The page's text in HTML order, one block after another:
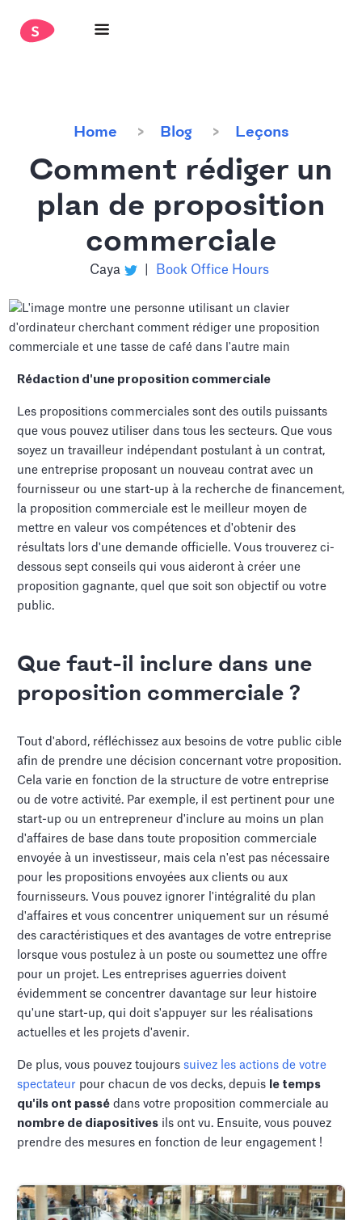
Home Blog Leçons
Comment rédiger un
plan de proposition
commerciale
Caya Book Office Hours
Rédaction d'une proposition commerciale
Les propositions commerciales sont des outils puissants
que vous pouvez utiliser dans tous les secteurs. Que vous
soyez un travailleur indépendant postulant à un contrat,
une entreprise proposant un nouveau contrat avec un
fournisseur ou une start-up à la recherche de financement,
la proposition commerciale est le meilleur moyen de
mettre en valeur vos compétences et d'obtenir des
résultats lors d'une demande officielle. Vous trouverez ci-
dessous sept conseils qui vous aideront à créer une
proposition gagnante, quel que soit son objectif ou votre
public.
Que faut-il inclure dans une
proposition commerciale ?
Tout d'abord, réfléchissez aux besoins de votre public cible
afin de prendre une décision concernant votre proposition.
Cela varie en fonction de la structure de votre entreprise
ou de votre activité. Par exemple, il est pertinent pour une
start-up ou un entrepreneur d'inclure au moins un plan
d'affaires de base dans toute proposition commerciale
envoyée à un investisseur, mais cela n'est pas nécessaire
pour les propositions envoyées aux clients ou aux
fournisseurs. Vous pouvez ignorer l'intégralité du plan
d'affaires et vous concentrer uniquement sur un résumé
des caractéristiques et des avantages de votre entreprise
lorsque vous postulez à un poste ou soumettez une offre
pour un projet. Les entreprises aguerries doivent
évidemment se concentrer davantage sur leur histoire
qu'une start-up, qui doit s'appuyer sur les réalisations
actuelles et les projets d'avenir.
De plus, vous pouvez toujourssuivez les actions de votre
spectateur pour chacun de vos decks, depuis le temps
qu'ils ont passé dans votre proposition commerciale au
nombre de diapositives ils ont vu. Ensuite, vous pouvez
prendre des mesures en fonction de leur engagement !